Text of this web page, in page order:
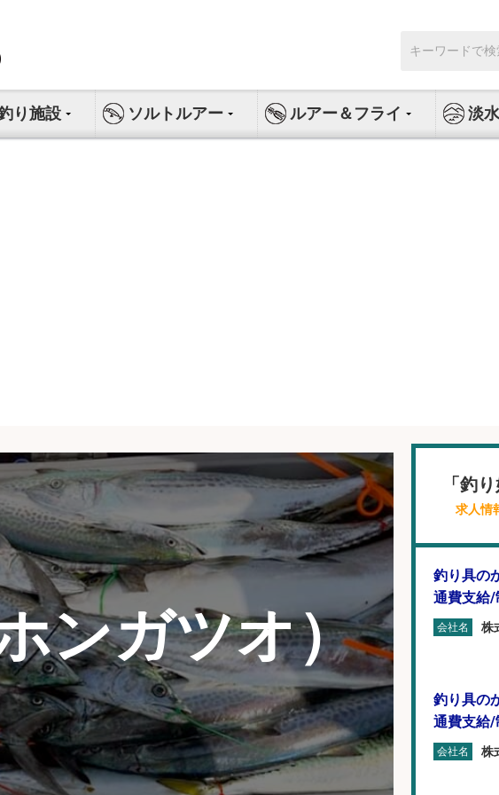
索:
り施設 ソルトルアー ルアー＆フライ 淡
ンガツオ）
「釣
求人情
釣り具の
通費支給/
会社名 株
釣り具の
通費支給/
会社名 株